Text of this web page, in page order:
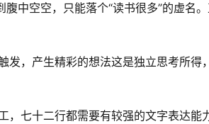
中空空，只能落个“读书很多”的虚名
发，产生精彩的想法这是独立思考所得
七十二行都需要有较强的文字表达能力